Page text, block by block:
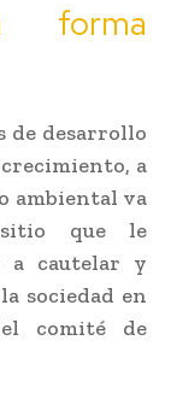
forma
de desarrollo
a
ambiental va
que le
a cautelar y
sociedad en
comité de